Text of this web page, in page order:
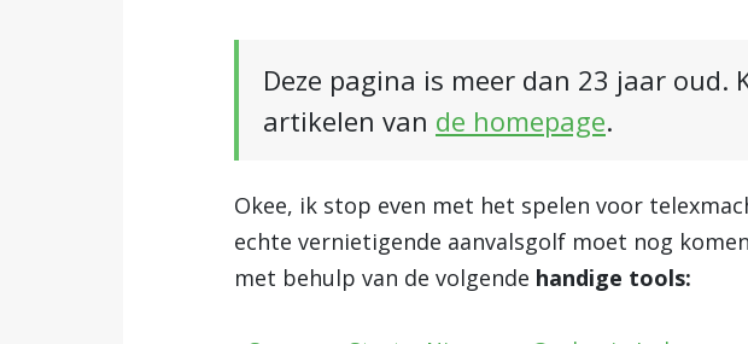
Deze pagina is meer dan 23 jaar oud.
artikelen van de homepage.
Okee, ik stop even met het spelen voor
echte vernietigende aanvalsgolf moet nog
met behulp van de volgende handige tools: